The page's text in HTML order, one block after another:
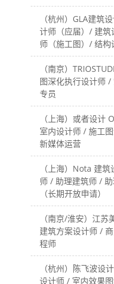
（杭州）GLA建筑
计师（应届）/ 建
师（施工图）/ 结
（南京）
图深化执行设计师
专员
（上海）或者设计
室内设计师 / 施工
新媒体运营
（上海）Nota 建
师 / 助理建筑师 /
（长期开放申请）
（南京/淮安）江
建筑方案设计师 /
程师
（杭州）陈飞波设
设计师 / 室内效果